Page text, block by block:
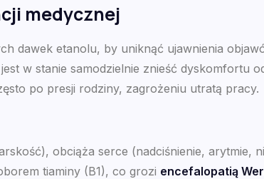
medycznej
dawek etanolu, by uniknąć ujawnienia
w stanie samodzielnie znieść dyskomfortu
po presji rodziny, zagrożeniu utratą pracy.
obciąża serce (nadciśnienie, arytmie,
tiaminy (B1), co grozi encefalopatią